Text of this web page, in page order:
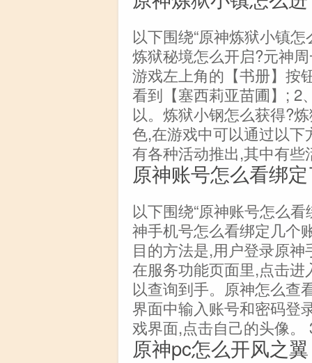
以下围绕“原神炼狱小镇
炼狱秘境怎么开启?元神
游戏左上角的【书册】按
看到【塞西莉亚苗圃】; 2
以。炼狱小钢怎么获得?
色,在游戏中可以通过以
有各种活动推出,其中有些
原神账号怎么看绑
以下围绕“原神账号怎么
神手机号怎么看绑定几个
目的方法是,用户登录原
在服务功能页面里,点击
以查询到手。原神怎么查
界面中输入账号和密码登
戏界面,点击自己的头像。
原神pc怎么开风之翼